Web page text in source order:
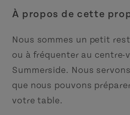
À propos de cette
Nous sommes un petit
ou à fréquenter au centre-
Summerside. Nous
que nous pouvons
votre table.